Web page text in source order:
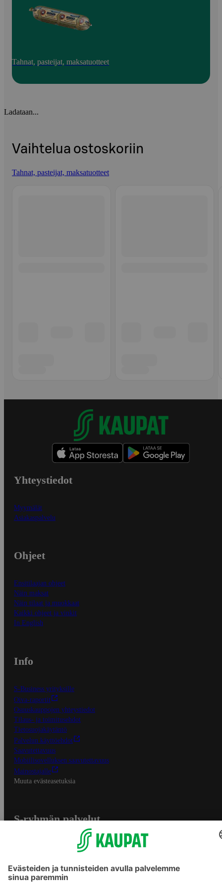
Tahnat, pasteijat, maksatuotteet
Ladataan...
Vaihtelua ostoskoriin
Tahnat, pasteijat, maksatuotteet
Yhteystiedot
Myymälät
Asiakaspalvelu
Ohjeet
Ensitilaajan ohjeet
Näin maksat
Näin tilaat ja muokkaat
Kaikki ohjeet ja vinkit
In English
Info
S-Business yrityksille
Oiva-raportit
Osuuskauppojen yhteystiedot
Tilaus- ja toimitusehdot
Tietosuojakäytäntö
Palvelun käyttöehdot
Saavutettavuus
Mobiilisovelluksen saavutettavuus
Mainostajalle
Muuta evästeasetuksia
S-ryhmän palvelut
Yhteishyvä Ruoka -sovellus
S-ostoslista -sovellus